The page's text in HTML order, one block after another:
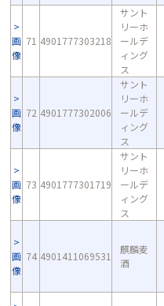
画
像
71 4901777303218
サント
リーホ
ールデ
ィング
ス
画
像
72 4901777302006
サント
リーホ
ールデ
ィング
ス
画
像
73 4901777301719
サント
リーホ
ールデ
ィング
ス
画
像
74 4901411069531
麒麟麦
酒